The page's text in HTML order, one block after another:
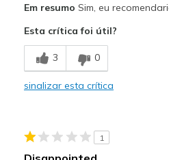
Breathe Well
Comfortable
Em resumo Sim, eu
Esta crítica foi útil?
3 0
sinalizar esta crítica
1